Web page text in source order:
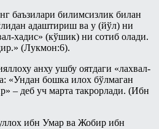
баъзилари билимсизлик билан
адаштириш ва у (йўл) ни
хадис» (кўшик) ни сотиб олади.
(Лукмон:6).
анху ушбу оятдаги «лахвал-
«Ундан бошка илох бўлмаган
– деб уч марта такрорлади. (Ибн
ибн Умар ва Жобир ибн